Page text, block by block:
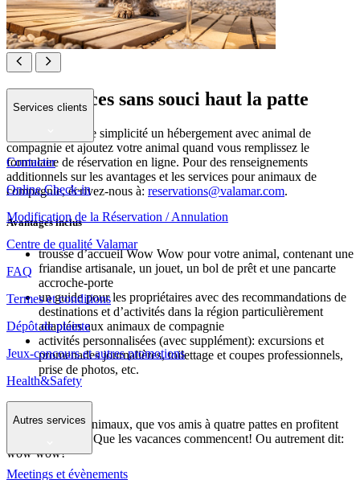
Des vacances sans souci haut la patte
Réservez en toute simplicité un hébergement avec animal de
compagnie et ajoutez votre animal quand vous remplissez le
formulaire de réservation en ligne. Pour des renseignements
additionnels sur les avantages et les services pour animaux de
compagnie, écrivez-nous à: reservations@valamar.com.
Avantages inclus
trousse d’accueil Wow Wow pour votre animal, contenant une
friandise artisanale, un jouet, un bol de prêt et une pancarte
accroche-porte
un guide pour les propriétaires avec des recommandations de
destinations et d’activités dans la région particulièrement
adaptées aux animaux de compagnie
activités personnalisées (avec supplément): excursions et
promenades journalières, toilettage et coupes professionnels,
prise de photos, etc.
Chers amis des animaux, que vos amis à quatre pattes en profitent
autant que vous! Que les vacances commencent! Ou autrement dit:
wow wow!
Services clients
Contacter
Online Check-in
Modification de la Réservation / Annulation
Centre de qualité Valamar
FAQ
Termes et conditions
Dépôt de plainte
Jeux-concours et autres promotions
Health&Safety
Autres services
Meetings et évènements